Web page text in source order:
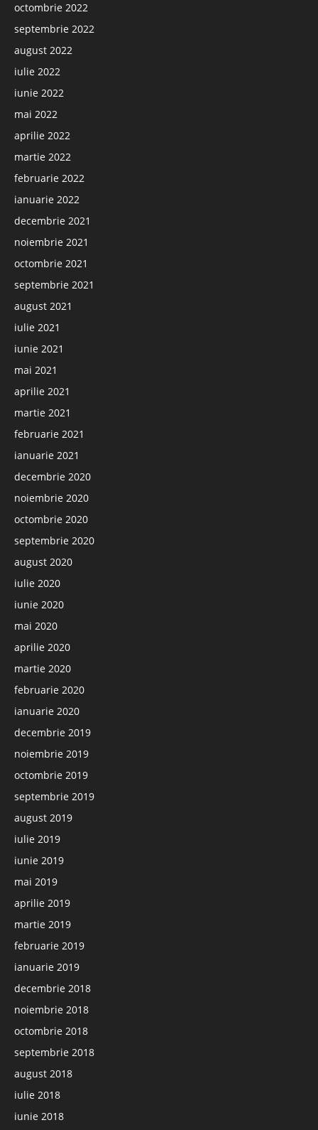
octombrie 2022
septembrie 2022
august 2022
iulie 2022
iunie 2022
mai 2022
aprilie 2022
martie 2022
februarie 2022
ianuarie 2022
decembrie 2021
noiembrie 2021
octombrie 2021
septembrie 2021
august 2021
iulie 2021
iunie 2021
mai 2021
aprilie 2021
martie 2021
februarie 2021
ianuarie 2021
decembrie 2020
noiembrie 2020
octombrie 2020
septembrie 2020
august 2020
iulie 2020
iunie 2020
mai 2020
aprilie 2020
martie 2020
februarie 2020
ianuarie 2020
decembrie 2019
noiembrie 2019
octombrie 2019
septembrie 2019
august 2019
iulie 2019
iunie 2019
mai 2019
aprilie 2019
martie 2019
februarie 2019
ianuarie 2019
decembrie 2018
noiembrie 2018
octombrie 2018
septembrie 2018
august 2018
iulie 2018
iunie 2018